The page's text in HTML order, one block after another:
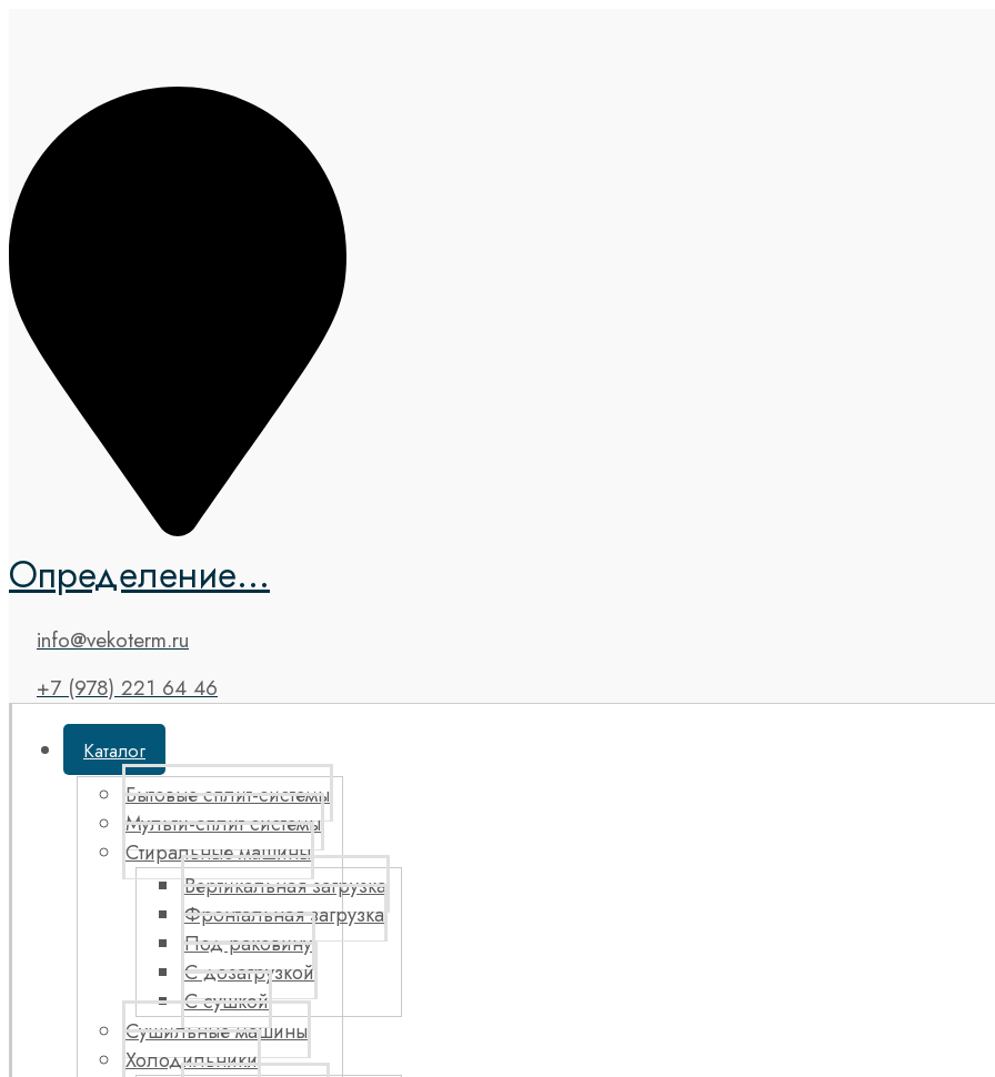
Определение...
info@vekoterm.ru
+7 (978) 221 64 46
Каталог
Бытовые сплит-системы
Мульти-сплит системы
Стиральные машины
Вертикальная загрузка
Фронтальная загрузка
Под раковину
С дозагрузкой
С сушкой
Сушильные машины
Холодильники